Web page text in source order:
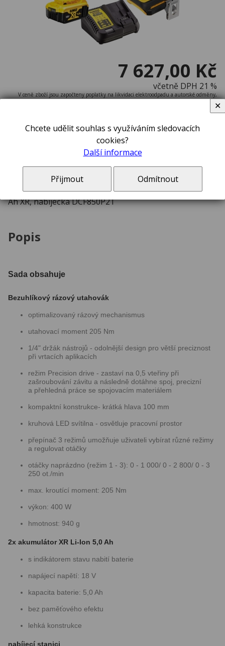
7 627,00 Kč
včetně DPH 21 %
V ceně zboží jsou započteny poplatky na likvidaci elektroodpadu a autorské odměny,
pokud se na toto zboží vztahují.
DeWALT Nářadí - 18V AKU rázový utahovák, 2x aku 5,0
Ah XR, nabíječka DCF850P2T
Popis
Sada obsahuje
Bezuhlíkový rázový utahovák
optimalizovaný rázový mechanismus
utahovací moment 205 Nm
1/4" držák nástrojů - odolnější design pro větší preciznost
při vrtacích aplikacích
režim Precision drive - zastaví na 0,5 vteřiny při
zašroubování závitu a následně dotáhne spoj, precizní
a přehledná práce se spojovacím materiálem
kompaktní konstrukce- krátká hlava 100 mm
kruhová LED svítilna - osvětluje pracovní prostor
přepínač 3 režimů umožňuje uživateli vybírat různé režimy
a regulovat otáčky
otáčky naprázdno (režim 1 - 3): 0 - 1 000/ 0 - 2 800/ 0 - 3
250 ot./min
max. kroutící moment: 205 Nm
výkon: 400 W
hmotnost: 940 g
2x akumulátor XR Li-Ion 5,0 Ah
s indikátorem stavu nabití baterie
napájecí napětí: 18 V
kapacita baterie: 5,0 Ah
bez paměťového efektu
lehká konstrukce
nabíjecí stanici
Chcete udělit souhlas s využíváním sledovacích
cookies?
Další informace
Přijmout Odmítnout
✕